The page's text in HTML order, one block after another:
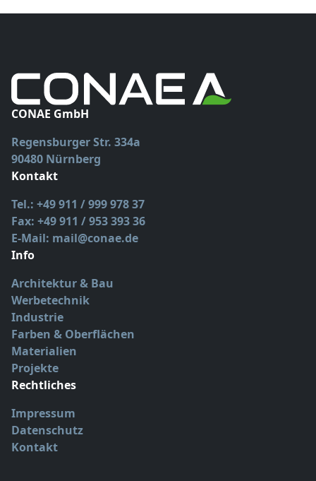
CONAE GmbH
Regensburger Str. 334a
90480 Nürnberg
Kontakt
Tel.: +49 911 / 999 978 37
Fax: +49 911 / 953 393 36
E-Mail: mail@conae.de
Info
Architektur & Bau
Werbetechnik
Industrie
Farben & Oberflächen
Materialien
Projekte
Rechtliches
Impressum
Datenschutz
Kontakt